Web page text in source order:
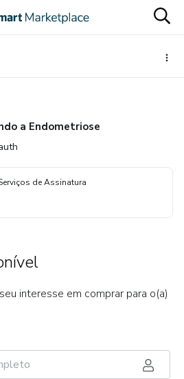
a Endometriose
de Assinatura
interesse em comprar para o(a)